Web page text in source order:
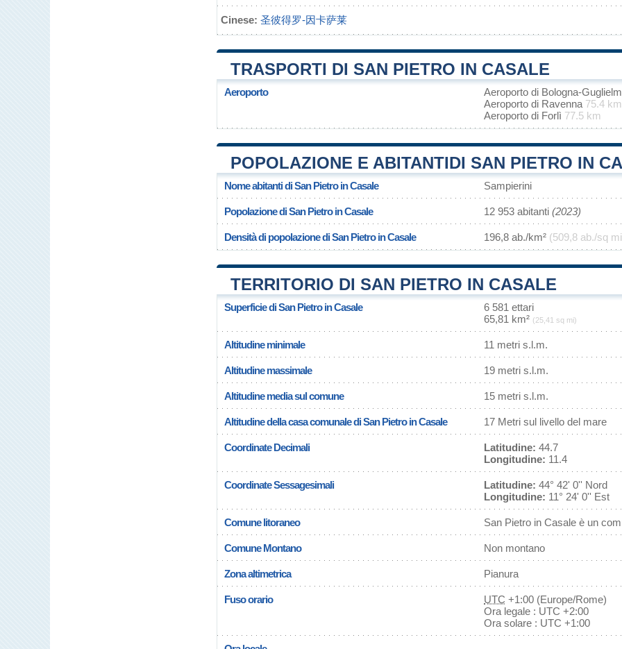
Cinese: 圣彼得罗-因卡萨莱
TRASPORTI DI SAN PIETRO IN CASALE
Aeroporto
Aeroporto di Bologna-
Aeroporto di Ravenna 75.4 km
Aeroporto di Forlì 77.5 km
POPOLAZIONE E ABITANTIDI SAN PIETRO IN
Nome abitanti di San Pietro in Casale Sampierini
Popolazione di San Pietro in Casale 12 953 abitanti (2023)
Densità di popolazione di San Pietro in Casale 196,8 ab./km² (509,8 ab./sq
TERRITORIO DI SAN PIETRO IN CASALE
Superficie di San Pietro in Casale
6 581 ettari
65,81 km² (25,41 sq mi)
Altitudine minimale 11 metri s.l.m.
Altitudine massimale 19 metri s.l.m.
Altitudine media sul comune 15 metri s.l.m.
Altitudine della casa comunale di San Pietro in Casale 17 Metri sul livello del mare
Coordinate Decimali Latitudine: 44.7
Longitudine: 11.4
Coordinate Sessagesimali Latitudine: 44° 42' 0'' Nord
Longitudine: 11° 24' 0'' Est
Comune litoraneo San Pietro in Casale è un
Comune Montano Non montano
Zona altimetrica Pianura
Fuso orario UTC +1:00 (Europe/Rome)
Ora legale : UTC +2:00
Ora solare : UTC +1:00